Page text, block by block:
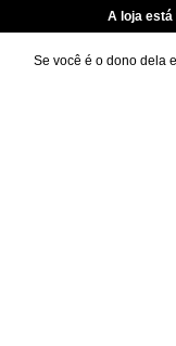
A loja
Se você é o dono dela